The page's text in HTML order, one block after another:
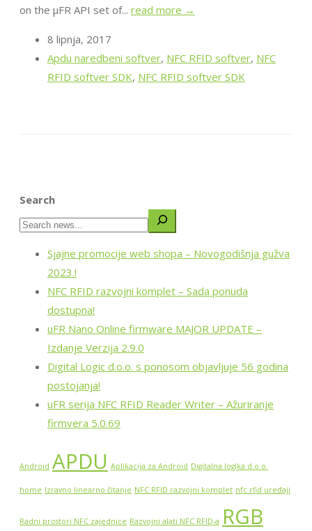
on the µFR API set of... read more →
8 lipnja, 2017
Apdu naredbeni softver, NFC RFID softver, NFC
RFID softver SDK, NFC RFID softver SDK
Search
Sjajne promocije web shopa – Novogodišnja gužva
2023.!
NFC RFID razvojni komplet – Sada ponuda
dostupna!
uFR Nano Online firmware MAJOR UPDATE –
Izdanje Verzija 2.9.0
Digital Logic d.o.o. s ponosom objavljuje 56 godina
postojanja!
uFR serija NFC RFID Reader Writer – Ažuriranje
firmvera 5.0.69
Android APDU Aplikacija za Android Digitalna logika d.o.o.
home Izravno linearno čitanje NFC RFID razvojni komplet nfc rfid uređaji
Radni prostori NFC zajednice Razvojni alati NFC RFID-a RGB